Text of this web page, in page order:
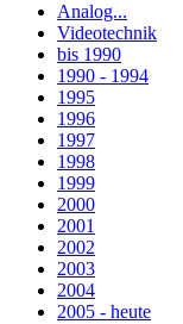
Analog...
Videotechnik
bis 1990
1990 - 1994
1995
1996
1997
1998
1999
2000
2001
2002
2003
2004
2005 - heute